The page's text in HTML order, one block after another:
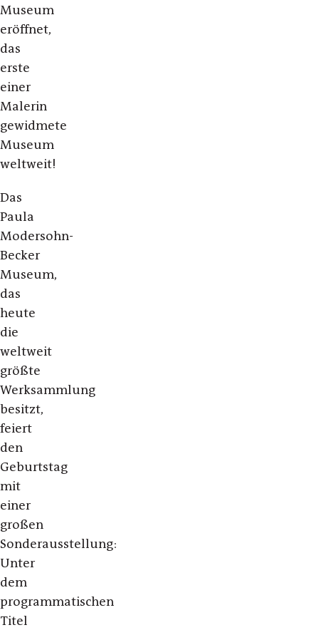
Museum
eröffnet,
das
erste
einer
Malerin
gewidmete
Museum
weltweit!
Das
Paula
Modersohn-
Becker
Museum,
das
heute
die
weltweit
größte
Werksammlung
besitzt,
feiert
den
Geburtstag
mit
einer
großen
Sonderausstellung:
Unter
dem
programmatischen
Titel